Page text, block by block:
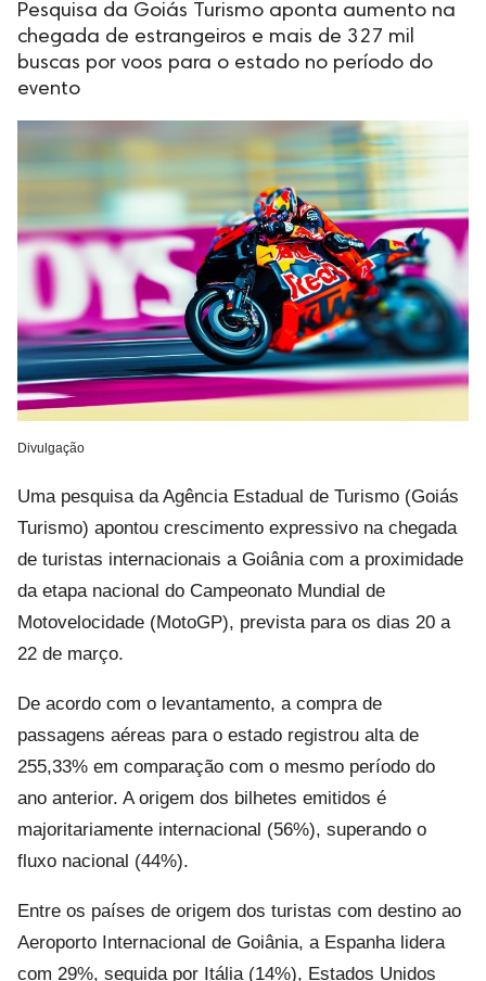
Pesquisa da Goiás Turismo aponta aumento na
chegada de estrangeiros e mais de 327 mil
buscas por voos para o estado no período do
evento
Divulgação
Uma pesquisa da Agência Estadual de Turismo (Goiás
Turismo) apontou crescimento expressivo na chegada
de turistas internacionais a Goiânia com a proximidade
da etapa nacional do Campeonato Mundial de
Motovelocidade (MotoGP), prevista para os dias 20 a
22 de março.
De acordo com o levantamento, a compra de
passagens aéreas para o estado registrou alta de
255,33% em comparação com o mesmo período do
ano anterior. A origem dos bilhetes emitidos é
majoritariamente internacional (56%), superando o
fluxo nacional (44%).
Entre os países de origem dos turistas com destino ao
Aeroporto Internacional de Goiânia, a Espanha lidera
com 29%, seguida por Itália (14%), Estados Unidos